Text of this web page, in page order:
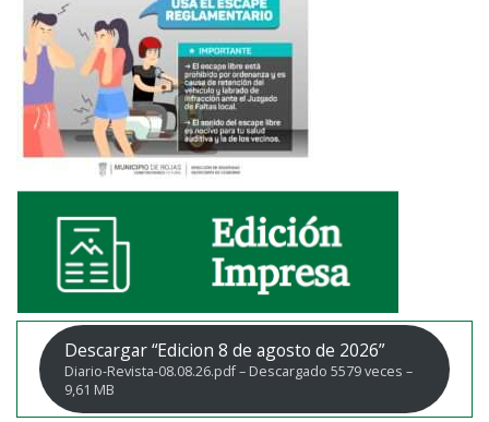
Descargar “Edicion 8 de agosto de 2026”
Diario-Revista-08.08.26.pdf – Descargado 5579 veces –
9,61 MB